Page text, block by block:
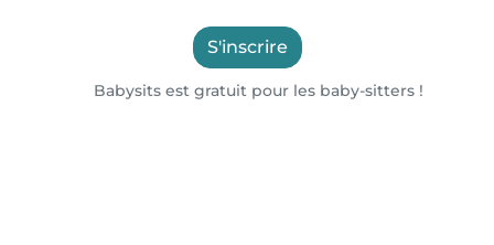
S'inscrire
Babysits est gratuit pour les baby-sitters !